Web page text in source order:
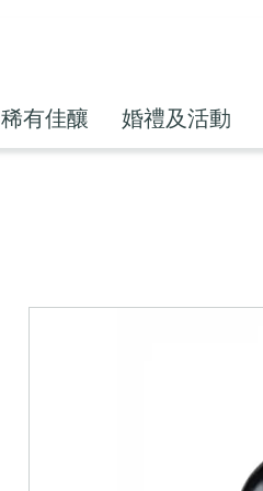
稀有佳釀 婚禮及活動